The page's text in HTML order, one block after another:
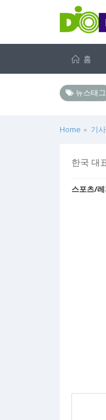
홈
뉴스태그
Home 기사
한국 대
스포츠/